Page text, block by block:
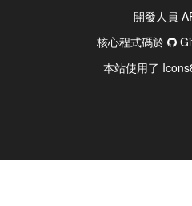
開發人員
核心程式碼於
本站使用了